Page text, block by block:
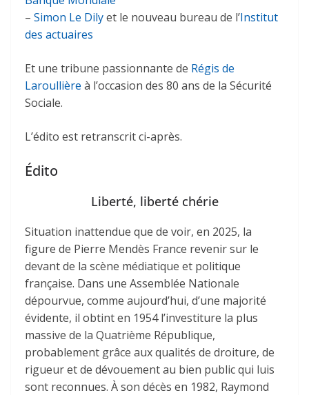
– Simon Le Dilyet le nouveau bureau de l’Institut
des actuaires
Et une tribune passionnante de Régis de
Laroullière à l’occasion des 80 ans de la Sécurité
Sociale.
L’édito est retranscrit ci-après.
Édito
Liberté, liberté chérie
Situation inattendue que de voir, en 2025, la
figure de Pierre Mendès France revenir sur le
devant de la scène médiatique et politique
française. Dans une Assemblée Nationale
dépourvue, comme aujourd’hui, d’une majorité
évidente, il obtint en 1954 l’investiture la plus
massive de la Quatrième République,
probablement grâce aux qualités de droiture, de
rigueur et de dévouement au bien public qui luis
sont reconnues. À son décès en 1982, Raymond